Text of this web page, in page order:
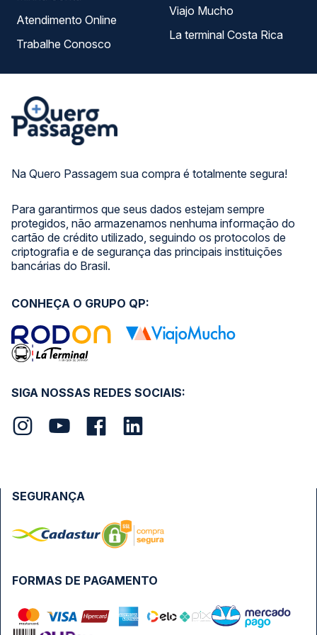
Na Quero Passagem sua compra é totalmente segura!
Para garantirmos que seus dados estejam sempre
protegidos, não armazenamos nenhuma informação do
cartão de crédito utilizado, seguindo os protocolos de
criptografia e de segurança das principais instituições
bancárias do Brasil.
Atendimento Online
Trabalhe Conosco
Viajo Mucho
La terminal Costa Rica
SIGA NOSSAS REDES SOCIAIS:
CONHEÇA O GRUPO QP:
FORMAS DE PAGAMENTO
SEGURANÇA